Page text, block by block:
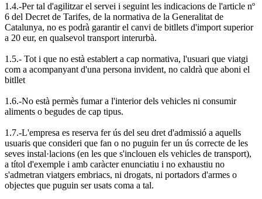
1.4.-Per tal d'agilitzar el servei i seguint les indicacions de l'article nº
6 del Decret de Tarifes, de la normativa de la Generalitat de
Catalunya, no es podrà garantir el canvi de bitllets d'import superior
a 20 eur, en qualsevol transport interurbà.
1.5.- Tot i que no està establert a cap normativa, l'usuari que viatgi
com a acompanyant d'una persona invident, no caldrà que aboni el
bitllet
1.6.-No està permès fumar a l'interior dels vehicles ni consumir
aliments o begudes de cap tipus.
1.7.-L'empresa es reserva fer ús del seu dret d'admissió a aquells
usuaris que consideri que fan o no puguin fer un ús correcte de les
seves instal·lacions (en les que s'inclouen els vehicles de transport),
a títol d'exemple i amb caràcter enunciatiu i no exhaustiu no
s'admetran viatgers embriacs, ni drogats, ni portadors d'armes o
objectes que puguin ser usats coma a tal.